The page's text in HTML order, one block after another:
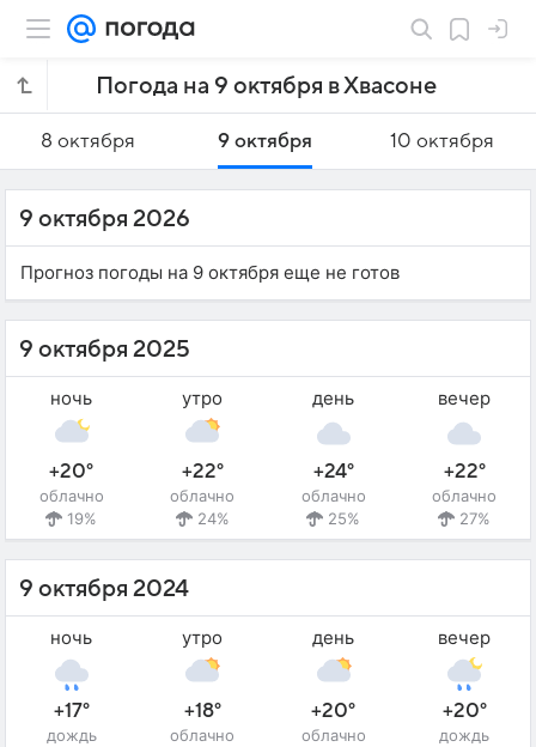
Погода на 9 октября в Хвасоне
8 октября 9 октября 10 октября
9 октября 2026
Прогноз погоды на 9 октября еще не готов
9 октября 2025
ночь
+20°
облачно
19%
утро
+22°
облачно
24%
день
+24°
облачно
25%
вечер
+22°
облачно
27%
9 октября 2024
ночь
+17°
дождь
утро
+18°
облачно
день
+20°
облачно
вечер
+20°
дождь